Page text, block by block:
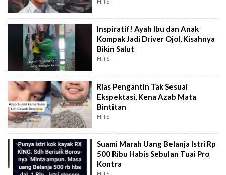
Inspiratif! Ayah Ibu dan Anak
Kompak Jadi Driver Ojol, Kisahnya
Bikin Salut
HITS
Rias Pengantin Tak Sesuai
Ekspektasi, Kena Azab Mata
Bintitan
HITS
Suami Marah Uang Belanja Istri Rp
500 Ribu Habis Sebulan Tuai Pro
Kontra